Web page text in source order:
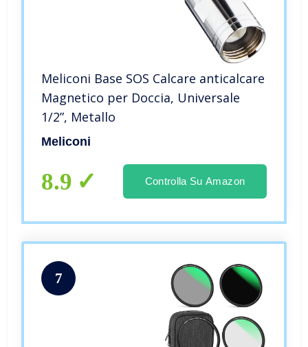
Meliconi Base SOS Calcare anticalcare
Magnetico per Doccia, Universale
1/2”, Metallo
Meliconi
8.9 Controlla Su Amazon
7